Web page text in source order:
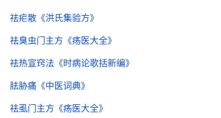
祛疟散 《洪氏集验方》
祛臭虫门主方 《疡医大全》
祛热宣窍法 《时病论歌括新编》
胠胁痛 《中医词典》
祛虱门主方 《疡医大全》